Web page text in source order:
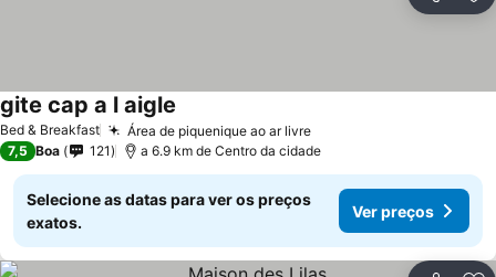
Bed & Breakfast Área de piquenique ao ar livreVer preços
gite cap a l aigle
7,5 Boa 121 a 6.9 km de Centro da cidade
Selecione as datas para ver os preços
exatos.
Ver preços